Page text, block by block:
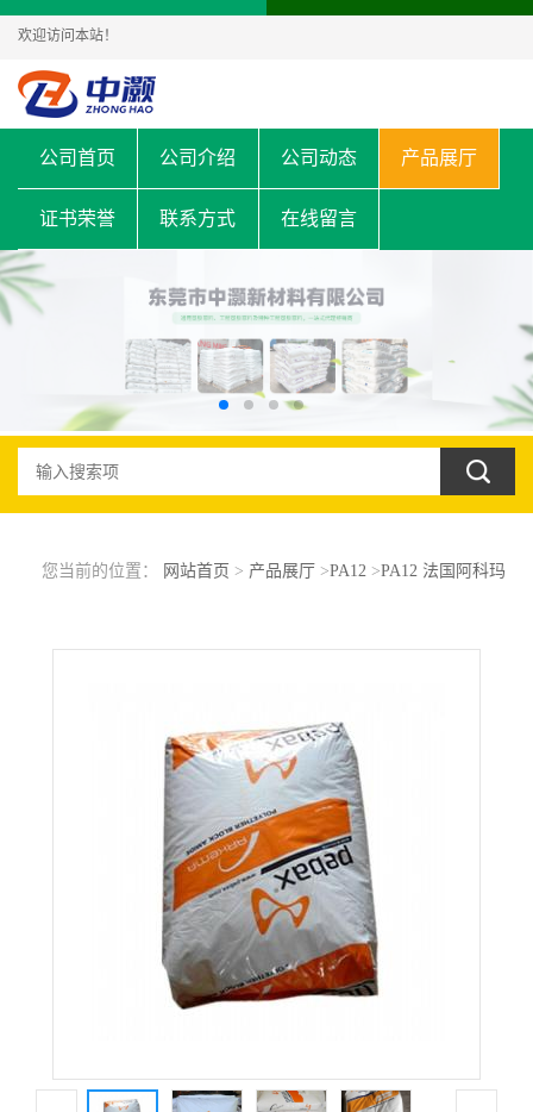
欢迎访问本站！
公司首页 公司介绍 公司动态 产品展厅
证书荣誉 联系方式 在线留言
您当前的位置： 网站首页 > 产品展厅>PA12 >PA12 法国阿科玛